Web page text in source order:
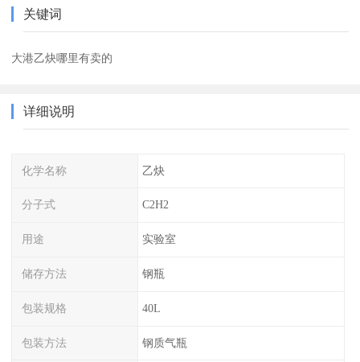
关键词
大港乙炔哪里有卖的
详细说明
化学名称 乙炔
分子式 C2H2
用途 实验室
储存方法 钢瓶
包装规格 40L
包装方法 钢质气瓶